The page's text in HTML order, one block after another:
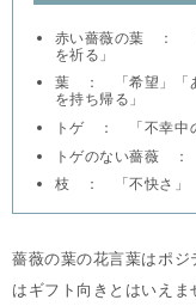
赤い薔薇の葉 ：
を祈る」
葉 ： 「希望」「
を持ち帰る」
トゲ ： 「不幸中
トゲのない薔薇 ：
枝 ： 「不快さ」
薔薇の葉の花言葉はポ
はギフト向きとはいえ